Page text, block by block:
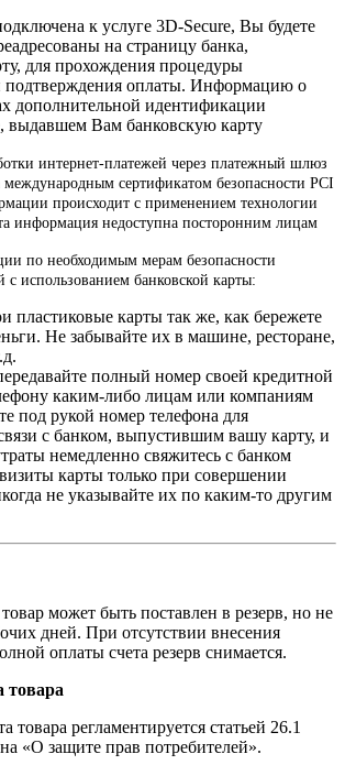
к услуге 3D-Secure, Вы будете
на страницу банка,
для прохождения процедуры
подтверждения оплаты. Информацию о
дополнительной идентификации
выдавшем Вам банковскую карту
интернет-платежей через платежный шлюз
международным сертификатом безопасности PCI
происходит с применением технологии
информация недоступна посторонним лицам
по необходимым мерам безопасности
с использованием банковской карты:
пластиковые карты так же, как бережете
Не забывайте их в машине, ресторане,
полный номер своей кредитной
каким-либо лицам или компаниям
под рукой номер телефона для
с банком, выпустившим вашу карту, и
немедленно свяжитесь с банком
карты только при совершении
не указывайте их по каким-то другим
может быть поставлен в резерв, но не
дней. При отсутствии внесения
оплаты счета резерв снимается.
товара
товара регламентируется статьей 26.1
«О защите прав потребителей».